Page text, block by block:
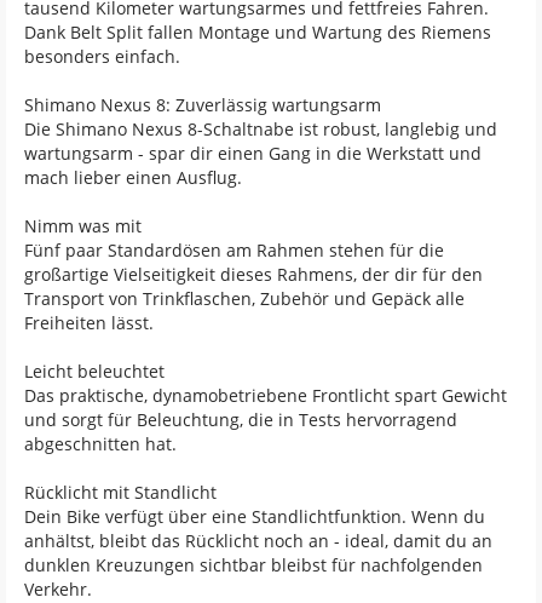
tausend Kilometer wartungsarmes und fettfreies Fahren.
Dank Belt Split fallen Montage und Wartung des Riemens
besonders einfach.
Shimano Nexus 8: Zuverlässig wartungsarm
Die Shimano Nexus 8-Schaltnabe ist robust, langlebig und
wartungsarm - spar dir einen Gang in die Werkstatt und
mach lieber einen Ausflug.
Nimm was mit
Fünf paar Standardösen am Rahmen stehen für die
großartige Vielseitigkeit dieses Rahmens, der dir für den
Transport von Trinkflaschen, Zubehör und Gepäck alle
Freiheiten lässt.
Leicht beleuchtet
Das praktische, dynamobetriebene Frontlicht spart Gewicht
und sorgt für Beleuchtung, die in Tests hervorragend
abgeschnitten hat.
Rücklicht mit Standlicht
Dein Bike verfügt über eine Standlichtfunktion. Wenn du
anhältst, bleibt das Rücklicht noch an - ideal, damit du an
dunklen Kreuzungen sichtbar bleibst für nachfolgenden
Verkehr.